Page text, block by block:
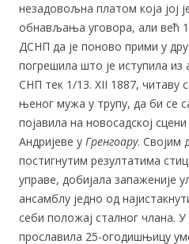
незадовољна платом која јој
обнављања уговора, али већ
ДСНП да је поново прими у
погрешила што је иступила из
СНП тек 1/13. XII 1887, читаву
њеног мужа у трупу, да би се
појавила на новосадској
Андријеве у Гренгоару. Својим
постигнутим резултатима
управе, добијала запаженије
ансамблу једно од
себи положај сталног члана.
прославила 25-огодишњицу